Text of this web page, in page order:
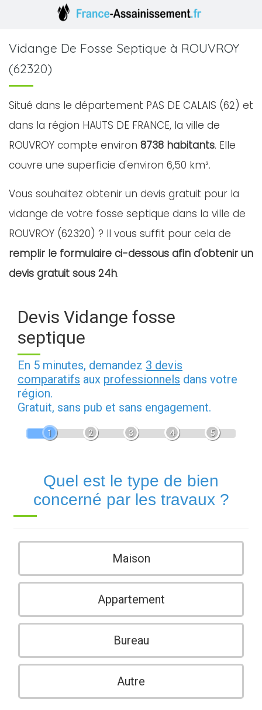
Vidange De Fosse Septique à ROUVROY
(62320)
Situé dans le département PAS DE CALAIS (62) et
dans la région HAUTS DE FRANCE, la ville de
ROUVROY compte environ 8738 habitants. Elle
couvre une superficie d'environ 6,50 km².
Vous souhaitez obtenir un devis gratuit pour la
vidange de votre fosse septique dans la ville de
ROUVROY (62320) ? Il vous suffit pour cela de
remplir le formulaire ci-dessous afin d'obtenir un
devis gratuit sous 24h.
Devis Vidange fosse
septique
En 5 minutes, demandez 3 devis
comparatifs aux professionnels dans votre
région.
Gratuit, sans pub et sans engagement.
1 2 3 4 5
Quel est le type de bien
concerné par les travaux ?
Maison
Appartement
Bureau
Autre